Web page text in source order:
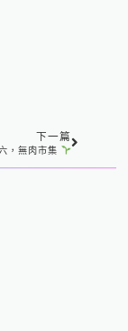
下一篇
，無肉市集 下